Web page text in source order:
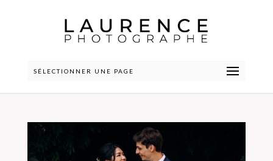
SÉLECTIONNER UNE PAGE